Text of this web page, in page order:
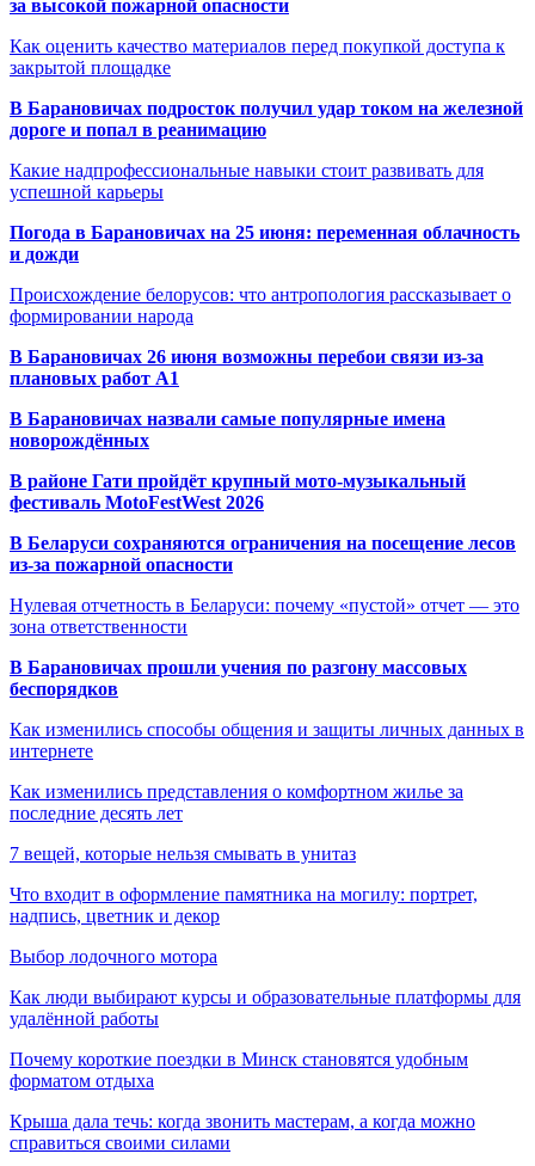
за высокой пожарной опасности
Как оценить качество материалов перед покупкой доступа к
закрытой площадке
В Барановичах подросток получил удар током на железной
дороге и попал в реанимацию
Какие надпрофессиональные навыки стоит развивать для
успешной карьеры
Погода в Барановичах на 25 июня: переменная облачность
и дожди
Происхождение белорусов: что антропология рассказывает о
формировании народа
В Барановичах 26 июня возможны перебои связи из-за
плановых работ A1
В Барановичах назвали самые популярные имена
новорождённых
В районе Гати пройдёт крупный мото-музыкальный
фестиваль MotoFestWest 2026
В Беларуси сохраняются ограничения на посещение лесов
из-за пожарной опасности
Нулевая отчетность в Беларуси: почему «пустой» отчет — это
зона ответственности
В Барановичах прошли учения по разгону массовых
беспорядков
Как изменились способы общения и защиты личных данных в
интернете
Как изменились представления о комфортном жилье за
последние десять лет
7 вещей, которые нельзя смывать в унитаз
Что входит в оформление памятника на могилу: портрет,
надпись, цветник и декор
Выбор лодочного мотора
Как люди выбирают курсы и образовательные платформы для
удалённой работы
Почему короткие поездки в Минск становятся удобным
форматом отдыха
Крыша дала течь: когда звонить мастерам, а когда можно
справиться своими силами